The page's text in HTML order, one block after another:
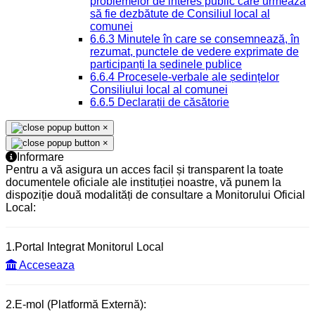
să fie dezbătute de Consiliul local al
comunei
6.6.3 Minutele în care se consemnează, în
rezumat, punctele de vedere exprimate de
participanți la ședinele publice
6.6.4 Procesele-verbale ale ședințelor
Consiliului local al comunei
6.6.5 Declarații de căsătorie
×
×
Informare
Pentru a vă asigura un acces facil și transparent la toate
documentele oficiale ale instituției noastre, vă punem la
dispoziție două modalități de consultare a Monitorului Oficial
Local:
1.Portal Integrat Monitorul Local
Acceseaza
2.E-mol (Platformă Externă):